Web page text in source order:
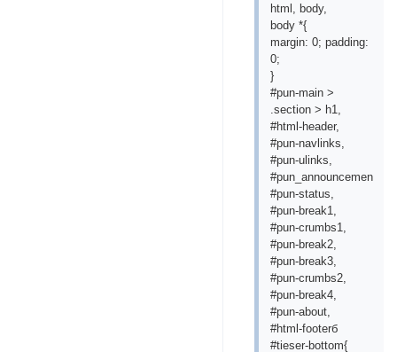
html, body,
body *{
margin: 0; padding:
0;
}
#pun-main >
.section > h1,
#html-header,
#pun-navlinks,
#pun-ulinks,
#pun_announcement,
#pun-status,
#pun-break1,
#pun-crumbs1,
#pun-break2,
#pun-break3,
#pun-crumbs2,
#pun-break4,
#pun-about,
#html-footerб
#tieser-bottom{